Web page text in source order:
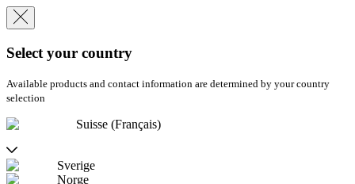
Select your country
Available products and contact information are determined by your country
selection
Suisse (Français)
Sverige
Norge